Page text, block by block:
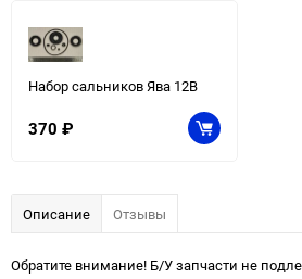
Набор сальников Ява 12В
370 ₽
Описание Отзывы
Обратите внимание! Б/У запчасти не